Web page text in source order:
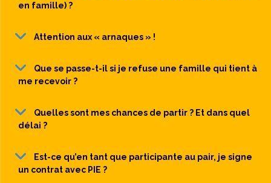
en famille) ?
Attention aux « arnaques » !
Que se passe-t-il si je refuse une famille qui tient à
me recevoir ?
Quelles sont mes chances de partir ? Et dans quel
délai ?
Est-ce qu’en tant que participante au pair, je signe
un contrat avec PIE ?